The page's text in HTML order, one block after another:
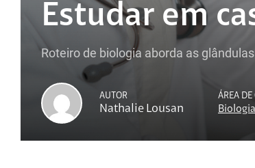
Estudar em
Roteiro de biologia aborda as
AUTOR
Nathalie Lousan
ÁREA
Biologia